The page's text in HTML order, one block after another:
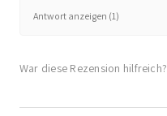
Antwort anzeigen (1)
War diese Rezension hilfreich?